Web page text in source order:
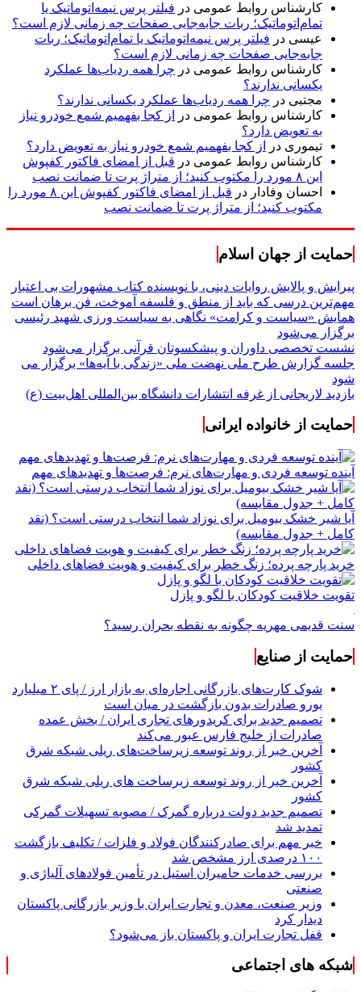
کارشناس روابط عمومی در فیلتر پرس نیمه‌اتوماتیک یا
تمام‌اتوماتیک؛ ربات جابه‌جایی صفحات چه زمانی لازم است؟
عیسی در فیلتر پرس نیمه‌اتوماتیک یا تمام‌اتوماتیک؛ ربات
جابه‌جایی صفحات چه زمانی لازم است؟
کارشناس روابط عمومی در چرا همه ردیاب‌ها عملکرد
یکسانی ندارند؟
مجتبی در چرا همه ردیاب‌ها عملکرد یکسانی ندارند؟
کارشناس روابط عمومی در
از کجا بفهمیم شمع خودرو نیاز
به تعویض دارد؟
تیموری در
از کجا بفهمیم شمع خودرو نیاز به تعویض دارد؟
کارشناس روابط عمومی در قبل از امضای فاکتور کفپوش
این ۸ مورد را مکتوب کنید؛ از متراژ پرت تا ضمانت نصب
احسان وفادار در
قبل از امضای فاکتور کفپوش این ۸ مورد را
مکتوب کنید؛ از متراژ پرت تا ضمانت نصب
حمایت از جهان اسلام
پیرایش و پالایش روایات دینی، با نویسنده کتاب مشهورات بی اعتبار
مهم‌ترین درسی که باید از منطق و فلسفه آموخت، فن برهان است
همایش «سیاست و کرامت» نگاهی به سیاست ورزی شهید رئیسی
برگزار می‌شود
نشست تخصصی داوران و پیشکسوتان قرآنی برگزار می‌شود
جلسه گزارش طرح ملی نهضت ملی «زندگی با آیه‌ها» برگزار می
شود
بازدید لاریجانی از غرفه انتشارات دانشگاه بین‌المللی اهل‌بیت (ع)
حمایت از خانواده ایرانی
آینده توسعه فردی و مهارت‌های نرم: فرصت‌ها و تهدیدهای مهم
آیا شیر خشک بیومیل برای نوزاد شما انتخاب درستی است؟ (نقد
کامل + جدول مقایسه)
خرید پارچه پرده؛ زنگ خطر برای کیفیت و هویت فضاهای داخلی
تقویت خلاقیت کودکان با لگو و پازل
سنت قدیمی مهریه چگونه به نقطه بحران رسید؟
حمایت از صنایع
شوک کارت‌های بازرگانی اجاره‌ای به بازار ارز / پای ۲ میلیارد
یورو صادرات بدون بازگشت در میان است
تصمیم جدید برای کریدورهای تجاری ایران / بخش عمده
صادرات از خلیج فارس عبور می‌کند
آخرین خبر از روند توسعه زیرساخت‌های ریلی شبکه شرق
کشور
آخرین خبر از روند توسعه زیرساخت های ریلی شبکه شرق
کشور
تصمیم جدید دولت درباره گمرک / مصوبه تسهیلات گمرکی
تمدید شد
خبر مهم برای صادرکنندگان فولاد و فلزات / تکلیف بازگشت
۱۰۰ درصدی ارز مشخص شد
بررسی خدمات حامیران استیل در تأمین فولادهای آلیاژی و
صنعتی
وزیر صنعت، معدن و تجارت ایران با وزیر بازرگانی پاکستان
دیدار کرد
قفل تجارت ایران و پاکستان باز می‌شود؟
شبکه های اجتماعی